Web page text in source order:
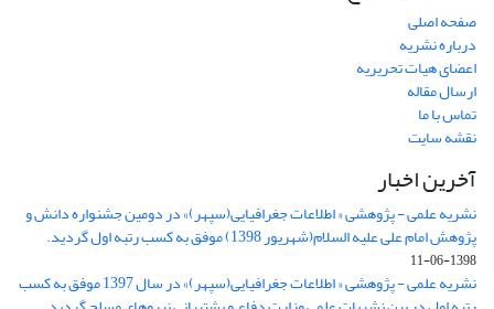
صفحه اصلی
درباره نشریه
اعضای هیات تحریریه
ارسال مقاله
تماس با ما
نقشه سایت
آخرین اخبار
نشریه علمی - پژوهشی « اطلاعات جغرافیایی(سپهر)» در دومین جشنواره دانش و
پژوهش امام علی علیه السلام(شهریور 1398) موفق به کسب رتبه اول گردید.
1398-06-11
نشریه علمی - پژوهشی « اطلاعات جغرافیایی(سپهر)» در سال 1397 موفق به کسب